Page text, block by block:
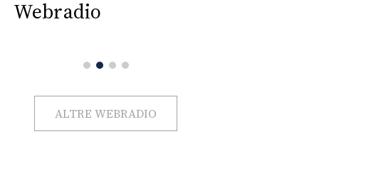
Webradio
ALTRE WEBRADIO